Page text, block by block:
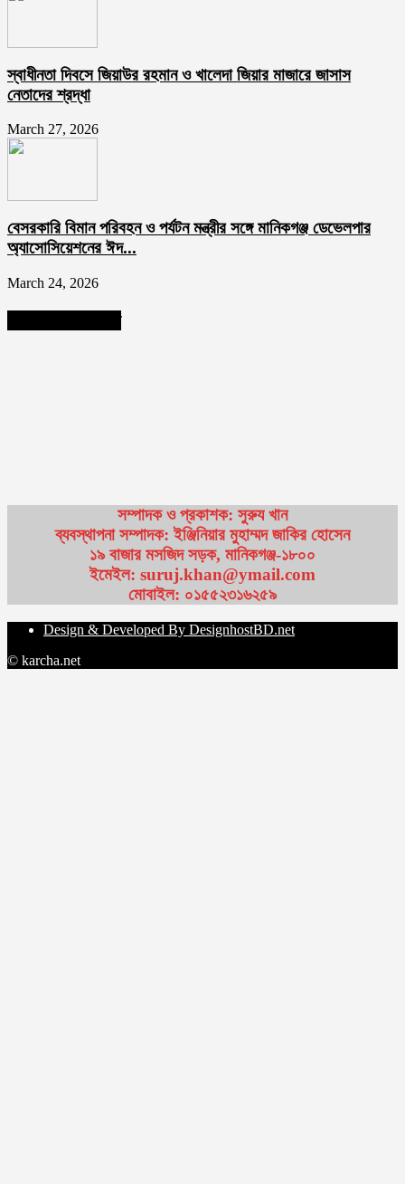
স্বাধীনতা দিবসে জিয়াউর রহমান ও খালেদা জিয়ার মাজারে জাসাস
নেতাদের শ্রদ্ধা
March 27, 2026
বেসরকারি বিমান পরিবহন ও পর্যটন মন্ত্রীর সঙ্গে মানিকগঞ্জ ডেভেলপার
অ্যাসোসিয়েশনের ঈদ...
March 24, 2026
সম্পাদক ও প্রকাশক: সুরুয খান
ব্যবস্থাপনা সম্পাদক: ইঞ্জিনিয়ার মুহাম্মদ জাকির হোসেন
১৯ বাজার মসজিদ সড়ক, মানিকগঞ্জ-১৮০০
ইমেইল: suruj.khan@ymail.com
মোবাইল: ০১৫৫২৩১৬২৫৯
Design & Developed By DesignhostBD.net
© karcha.net